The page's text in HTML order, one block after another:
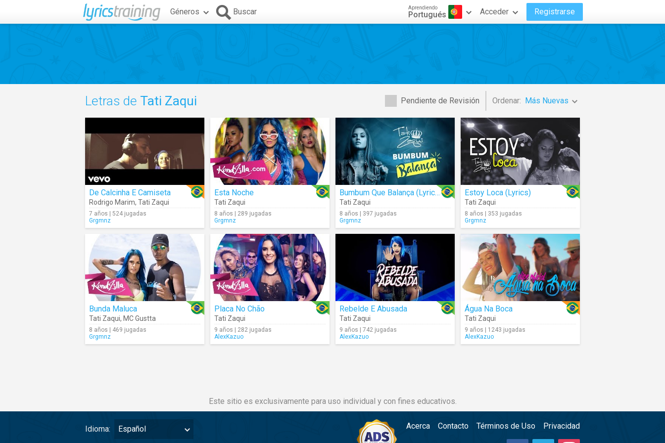
Géneros Buscar Aprendiendo
Portugués Acceder Registrarse
Pendiente de Revisión Ordenar: Más Nuevas
Letras de Tati Zaqui
De Calcinha E Camiseta
Rodrigo Marim, Tati Zaqui
7 años | 524 jugadas
Grgmnz
Esta Noche
Tati Zaqui
8 años | 289 jugadas
Grgmnz
Bumbum Que Balança (Lyrics)
Tati Zaqui
8 años | 397 jugadas
Grgmnz
Estoy Loca (Lyrics)
Tati Zaqui
8 años | 353 jugadas
Grgmnz
Bunda Maluca
Tati Zaqui, MC Gustta
8 años | 469 jugadas
Grgmnz
Placa No Chão
Tati Zaqui
9 años | 282 jugadas
AlexKazuo
Rebelde E Abusada
Tati Zaqui
9 años | 742 jugadas
AlexKazuo
Água Na Boca
Tati Zaqui
9 años | 1243 jugadas
AlexKazuo
Este sitio es exclusivamente para uso individual y con fines educativos.
Idioma: Español Acerca Contacto Términos de Uso Privacidad